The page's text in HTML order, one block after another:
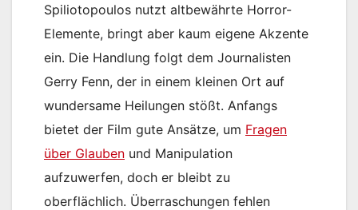
Spiliotopoulos nutzt altbewährte Horror-
Elemente, bringt aber kaum eigene Akzente
ein. Die Handlung folgt dem Journalisten
Gerry Fenn, der in einem kleinen Ort auf
wundersame Heilungen stößt. Anfangs
bietet der Film gute Ansätze, um Fragen
über Glauben und Manipulation
aufzuwerfen, doch er bleibt zu
oberflächlich. Überraschungen fehlen